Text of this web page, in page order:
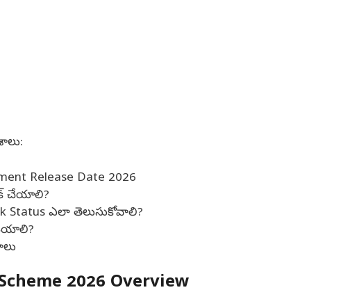
Release Date 2026
చేయాలి?
Status ఎలా తెలుసుకోవాలి?
2026 Overview